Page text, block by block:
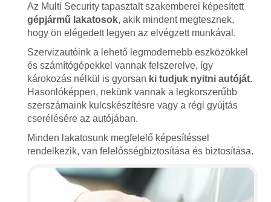
Az Multi Security tapasztalt szakemberei képesített
gépjármű lakatosok, akik mindent megtesznek,
hogy ön elégedett legyen az elvégzett munkával.
Szervizautóink a lehető legmodernebb eszközökkel
és számítógépekkel vannak felszerelve, így
károkozás nélkül is gyorsan ki tudjuk nyitni autóját.
Hasonlóképpen, nekünk vannak a legkorszerűbb
szerszámaink kulcskészítésre vagy a régi gyújtás
cserélésére az autójában.
Minden lakatosunk megfelelő képesítéssel
rendelkezik, van felelősségbiztosítása és biztosítása.